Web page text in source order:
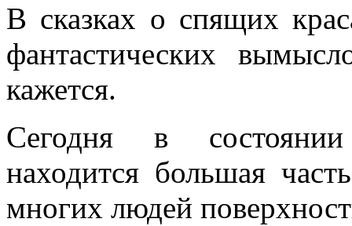
В сказках о спящих
фантастических
кажется.
Сегодня в состоянии
находится большая
многих людей